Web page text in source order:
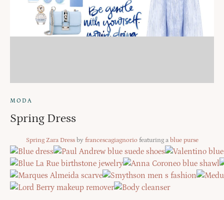
MODA
Spring Dress
Spring Zara Dressby francescagiagnoriofeaturing a blue purse